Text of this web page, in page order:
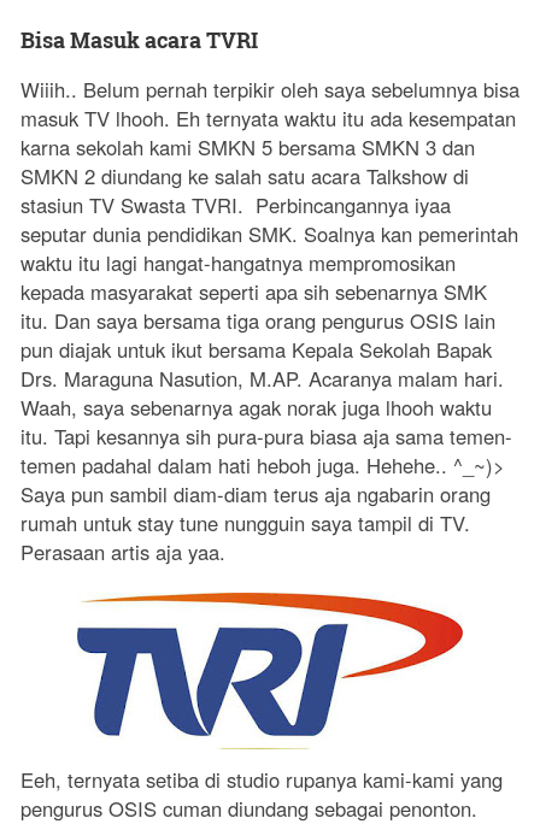
Bisa Masuk acara TVRI
Wiiih.. Belum pernah terpikir oleh saya sebelumnya bisa
masuk TV lhooh. Eh ternyata waktu itu ada kesempatan
karna sekolah kami SMKN 5 bersama SMKN 3 dan
SMKN 2 diundang ke salah satu acara Talkshow di
stasiun TV Swasta TVRI. Perbincangannya iyaa
seputar dunia pendidikan SMK. Soalnya kan pemerintah
waktu itu lagi hangat-hangatnya mempromosikan
kepada masyarakat seperti apa sih sebenarnya SMK
itu. Dan saya bersama tiga orang pengurus OSIS lain
pun diajak untuk ikut bersama Kepala Sekolah Bapak
Drs. Maraguna Nasution, M.AP. Acaranya malam hari.
Waah, saya sebenarnya agak norak juga lhooh waktu
itu. Tapi kesannya sih pura-pura biasa aja sama temen-
temen padahal dalam hati heboh juga. Hehehe.. ^_~)>
Saya pun sambil diam-diam terus aja ngabarin orang
rumah untuk stay tune nungguin saya tampil di TV.
Perasaan artis aja yaa.
Eeh, ternyata setiba di studio rupanya kami-kami yang
pengurus OSIS cuman diundang sebagai penonton.